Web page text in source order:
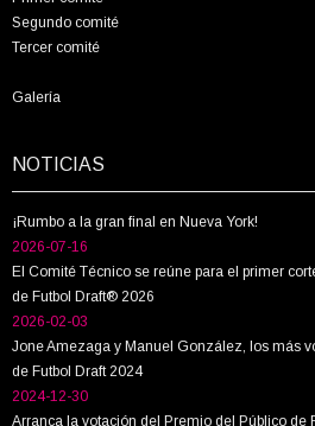
Segundo comité
Tercer comité
Galería
NOTICIAS
¡Rumbo a la gran final en Nueva York!
2026-07-16
El Comité Técnico se reúne para el primer
de Futbol Draft® 2026
2026-02-03
Jone Amezaga y Manuel González, los más
de Futbol Draft 2024
2024-12-30
Arranca la votación del Premio del Público de